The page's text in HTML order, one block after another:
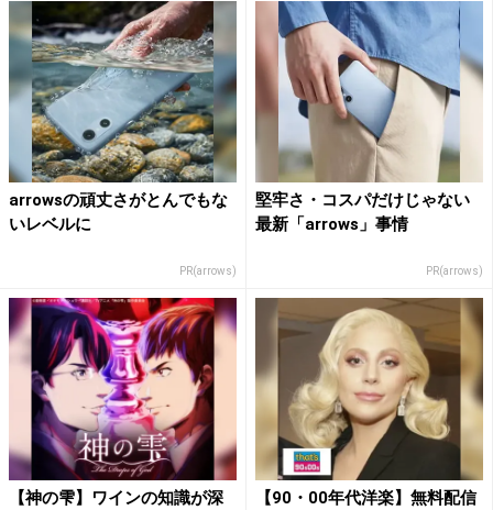
arrowsの頑丈さがとんでもな
いレベルに
PR(arrows)
堅牢さ・コスパだけじゃない
最新「arrows」事情
PR(arrows)
【神の雫】ワインの知識が深
【90・00年代洋楽】無料配信